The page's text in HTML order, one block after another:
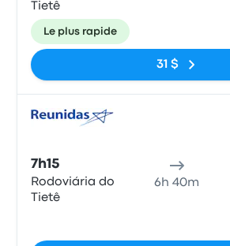
Tietê
Le plus rapide
31 $
7h15
Rodoviária do
Tietê
6h 40m